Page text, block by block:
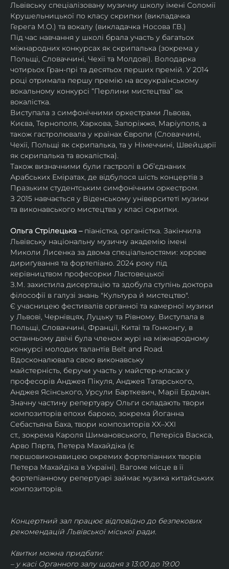
Львівську спеціалізовану музичну школу імені Соломії
Крушельницької по класу скрипки (викладачка
Герега М.О.) та вокалу (викладачка Носова Г.В.)
Під час навчання у школі брала участь у багатьох
міжнародних конкурсах як скрипалька (зокрема у
Польщі, Словаччині, Чехії та Молдові). Володарка
чотирьох Гран-прі та десятьох перших премій. У 2014
році отримала першу премію на всеукраїнському
вокальному конкурсі “Перлини мистецтва” як
вокалістка.
Виступала з симфонічними оркестрами Львова,
Києва, Тернополя, Харкова, Запоріжжя, Маріуполя, а
також гастролювала у країнах Європи (Словаччині,
Чехії, Польщі як скрипалька, та у Німеччині, Швейцарії
як скрипалька та вокалістка).
Також визначними були гастролі в Об’єднаних
Арабських Еміратах, де відбулося шість концертів з
Празьким студентським симфонічним оркестром.
З 2015 навчається у Віденському університеті музики
та виконавського мистецтва у класі скрипки.
Ольга Стрілецька – піаністка, органістка. Закінчила
Львівську національну музичну академію імені
Миколи Лисенка за двома спеціальностями: хорове
дириґування та фортепіано. 2024 року під
керівництвом професорки Ластовецької
З.М. захистила дисертацію та здобула ступінь доктора
філософії в галузі знань "Культура й мистецтво".
Є учасницею фестивалів органної та камерної музики
у Львові, Чернівцях, Луцьку та Рівному. Виступала в
Польщі, Словаччині, Франції, Китаї та Гонконгу, в
останньому двічі була членом журі на міжнародному
конкурсі молодих талантів Belt and Road.
Вдосконалювала свою виконавську
майстерність, беручи участь у майстер-класах у
професорів Анджея Пікуля, Анджея Татарського,
Анджея Ясінського, Урсули Барткевич, Марії Ердман.
Значну частину репертуару Ольги складають твори
композиторів епохи бароко, зокрема Йоганна
Себастьяна Баха, твори композиторів XX–XXI
ст., зокрема Кароля Шимановського, Петеріса Васкса,
Арво Пярта, Петера Махайдіка (є
першовиконавицею окремих фортепіанних творів
Петера Махайдіка в Україні). Вагоме місце в її
фортепіанному репертуарі займає музика китайських
композиторів.
Концертний зал працює відповідно до безпекових
рекомендацій Львівської міської ради.
Квитки можна придбати:
– у касі Органного залу щодня з 13:00 до 19:00